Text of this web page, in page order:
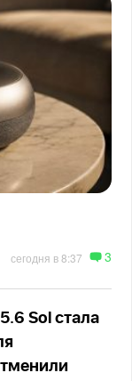
сегодня в 8:37 3
Sol стала